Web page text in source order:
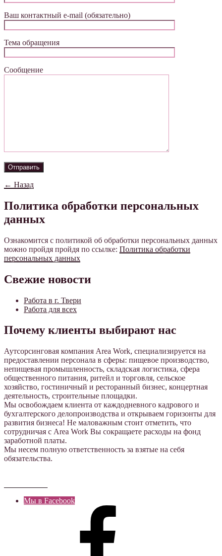
Ваш контактный e-mail (обязательно)
Тема обращения
Сообщение
← Назад
Политика обработки персональных
данных
Ознакомится с политикой об обработки персональных данных
можно пройдя пройдя по ссылке: Политика обработки
персональных данных
Свежие новости
Работа в г. Твери
Работа для всех
Почему клиенты выбирают нас
Аутсорсинговая компания Area Work, специализируется на
предоставлении персонала в сферы: пищевое производство,
непищевая промышленность, складская логистика, сфера
общественного питания, ритейл и торговля, сельское
хозяйство, гостиничный и ресторанный бизнес, концертная
деятельность, строительные площадки.
Мы освобождаем клиента от каждодневного кадрового и
бухгалтерского делопроизводства и открываем горизонты для
развития бизнеса! Не маловажным стоит отметить, что
сотрудничая с Area Work Вы сокращаете расходы на фонд
заработной платы.
Мы несем полную ответственность за взятые на себя
обязательства.
Мы в Facebook